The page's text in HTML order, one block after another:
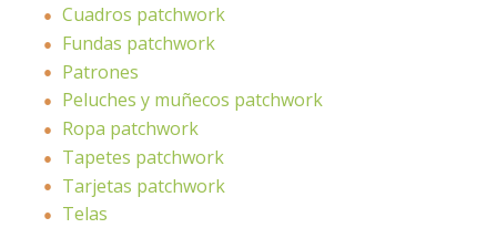
Cuadros patchwork
Fundas patchwork
Patrones
Peluches y muñecos patchwork
Ropa patchwork
Tapetes patchwork
Tarjetas patchwork
Telas